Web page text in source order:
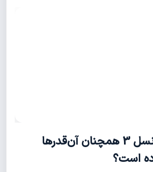
چرا اینترنت نسل 3 همچنان آن‌قدرها
است؟